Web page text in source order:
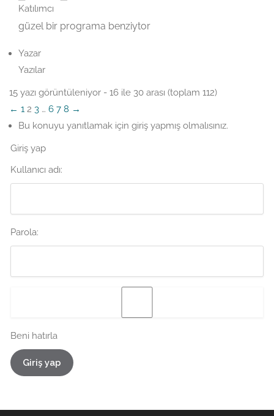
Katılımcı
güzel bir programa benziytor
Yazar
Yazılar
15 yazı görüntüleniyor - 16 ile 30 arası (toplam 112)
← 1 2 3 … 6 7 8 →
Bu konuyu yanıtlamak için giriş yapmış olmalısınız.
Giriş yap
Kullanıcı adı:
Parola:
Beni hatırla
Giriş yap